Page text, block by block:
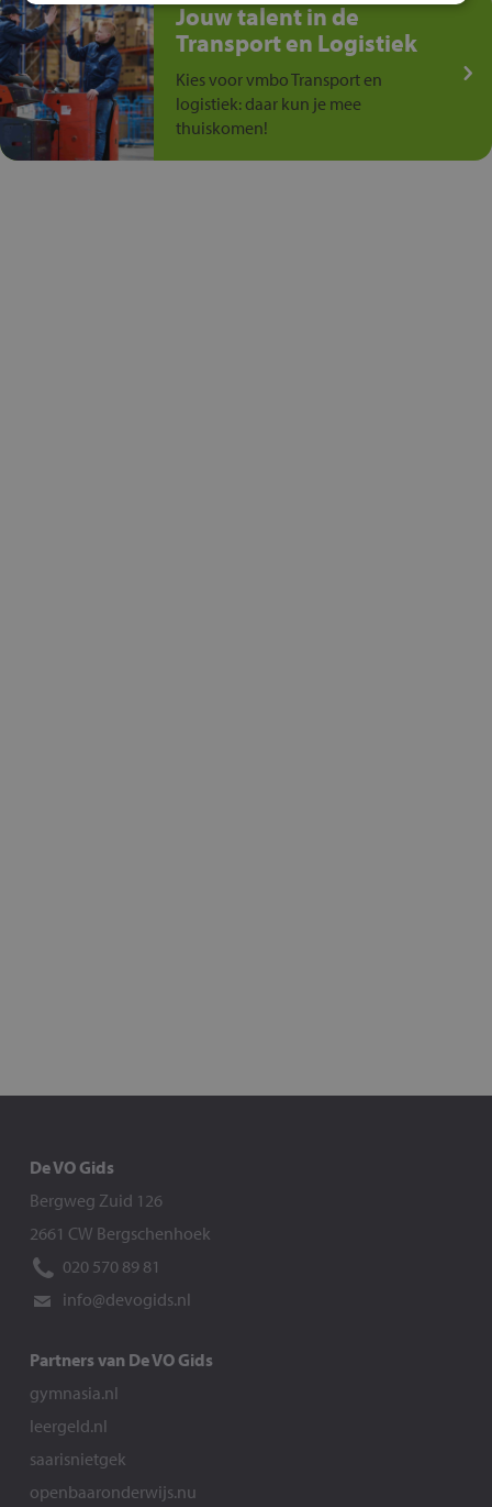
Jouw talent in de
Transport en Logistiek
Kies voor vmbo Transport en
logistiek: daar kun je mee
thuiskomen!
De VO Gids
Bergweg Zuid 126
2661 CW Bergschenhoek
020 570 89 81
info@devogids.nl
Partners van De VO Gids
gymnasia.nl
leergeld.nl
saarisnietgek
openbaaronderwijs.nu